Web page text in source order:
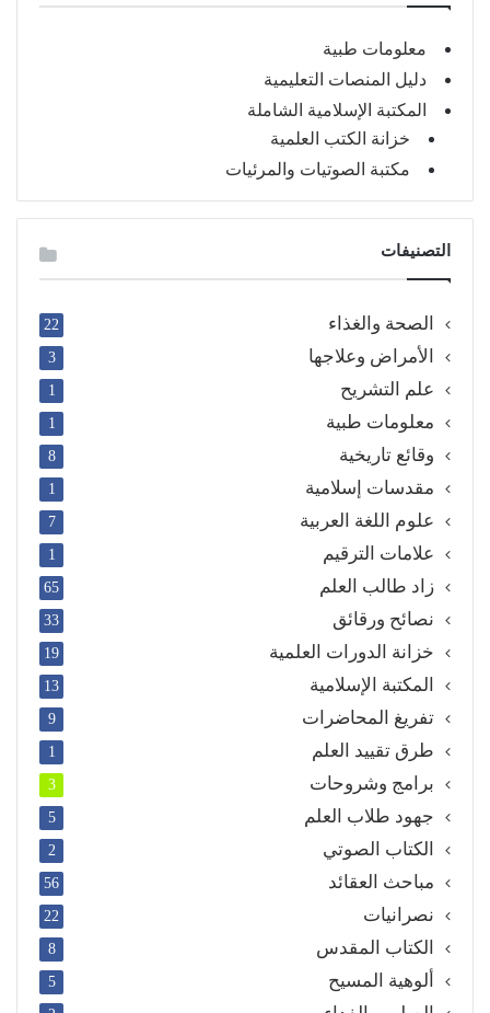
معلومات طبية
دليل المنصات التعليمية
المكتبة الإسلامية الشاملة
خزانة الكتب العلمية
مكتبة الصوتيات والمرئيات
التصنيفات
الصحة والغذاء 22
الأمراض وعلاجها 3
علم التشريح 1
معلومات طبية 1
وقائع تاريخية 8
مقدسات إسلامية 1
علوم اللغة العربية 7
علامات الترقيم 1
زاد طالب العلم 65
نصائح ورقائق 33
خزانة الدورات العلمية 19
المكتبة الإسلامية 13
تفريغ المحاضرات 9
طرق تقييد العلم 1
برامج وشروحات 3
جهود طلاب العلم 5
الكتاب الصوتي 2
مباحث العقائد 56
نصرانيات 22
الكتاب المقدس 8
ألوهية المسيح 5